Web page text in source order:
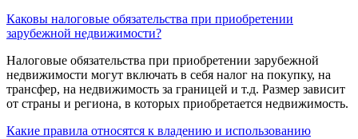
Каковы налоговые обязательства при приобретении
зарубежной недвижимости?
Налоговые обязательства при приобретении зарубежной
недвижимости могут включать в себя налог на покупку, на
трансфер, на недвижимость за границей и т.д. Размер зависит
от страны и региона, в которых приобретается недвижимость.
Какие правила относятся к владению и использованию